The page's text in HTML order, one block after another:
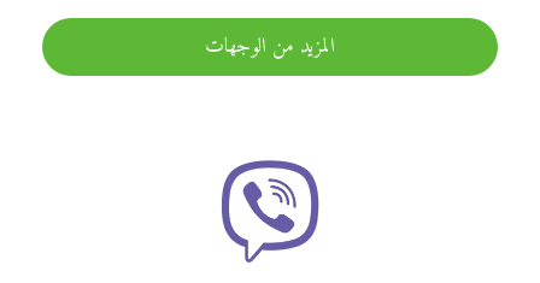
المزيد من الوجهات